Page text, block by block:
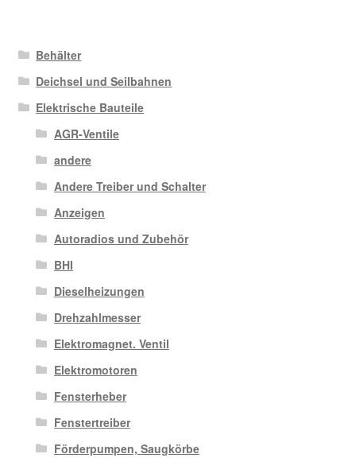
Behälter
Deichsel und Seilbahnen
Elektrische Bauteile
AGR-Ventile
andere
Andere Treiber und Schalter
Anzeigen
Autoradios und Zubehör
BHI
Dieselheizungen
Drehzahlmesser
Elektromagnet. Ventil
Elektromotoren
Fensterheber
Fenstertreiber
Förderpumpen, Saugkörbe